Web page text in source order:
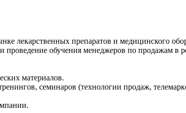
лекарственных препаратов и медицинского
обучения менеджеров по продажам в
материалов.
семинаров (технологии продаж,